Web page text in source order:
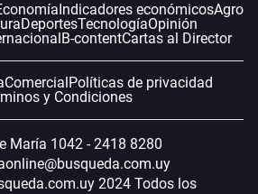
Indicadores económicosAgro
DeportesTecnologíaOpinión
B-contentCartas al Director
ComercialPolíticas de privacidad
y Condiciones
María 1042 - 2418 8280
2024 Todos los